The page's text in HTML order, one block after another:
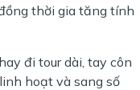
thời gia tăng tính
đi tour dài, tay côn
hoạt và sang số